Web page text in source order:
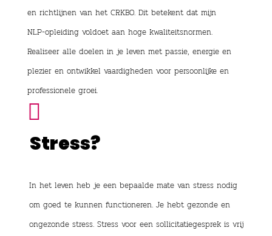
en richtlijnen van het CRKBO. Dit betekent dat mijn
NLP-opleiding voldoet aan hoge kwaliteitsnormen.
Realiseer alle doelen in je leven met passie, energie en
plezier en ontwikkel vaardigheden voor persoonlijke en
professionele groei.

Stress?
In het leven heb je een bepaalde mate van stress nodig
om goed te kunnen functioneren. Je hebt gezonde en
ongezonde stress. Stress voor een sollicitatiegesprek is vrij